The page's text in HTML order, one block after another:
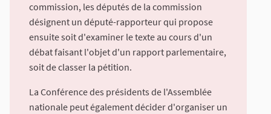
commission, les députés de la commission
désignent un député-rapporteur qui propose
ensuite soit d'examiner le texte au cours d'un
débat faisant l'objet d'un rapport parlementaire,
soit de classer la pétition.
La Conférence des présidents de l'Assemblée
nationale peut également décider d'organiser un